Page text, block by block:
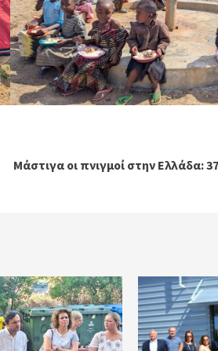
Μάστιγα οι πνιγμοί στην Ελλάδα: